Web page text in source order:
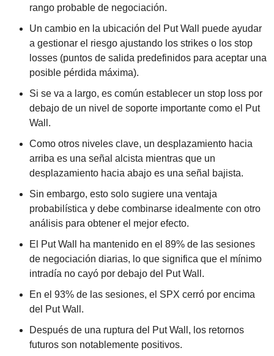
rango probable de negociación.
Un cambio en la ubicación del Put Wall puede ayudar
a gestionar el riesgo ajustando los strikes o los stop
losses (puntos de salida predefinidos para aceptar una
posible pérdida máxima).
Si se va a largo, es común establecer un stop loss por
debajo de un nivel de soporte importante como el Put
Wall.
Como otros niveles clave, un desplazamiento hacia
arriba es una señal alcista mientras que un
desplazamiento hacia abajo es una señal bajista.
Sin embargo, esto solo sugiere una ventaja
probabilística y debe combinarse idealmente con otro
análisis para obtener el mejor efecto.
El Put Wall ha mantenido en el 89% de las sesiones
de negociación diarias, lo que significa que el mínimo
intradía no cayó por debajo del Put Wall.
En el 93% de las sesiones, el SPX cerró por encima
del Put Wall.
Después de una ruptura del Put Wall, los retornos
futuros son notablemente positivos.